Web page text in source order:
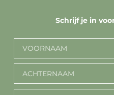
Schrijf je in